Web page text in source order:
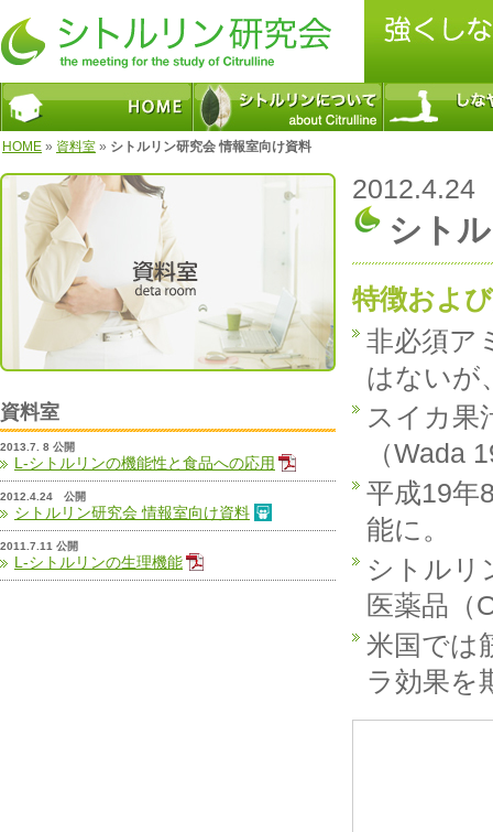
HOME » 資料室 » シトルリン研究会 情報室向け資料
資料室
2013.7. 8 公開
L-シトルリンの機能性と食品への応用
2012.4.24 公開
シトルリン研究会 情報室向け資料
2011.7.11 公開
L-シトルリンの生理機能
2012.4.24
シト
特徴およ
非必須ア
はないが
スイカ果
（Wada
平成19年
能に。
シトルリ
医薬品（
米国では
ラ効果を